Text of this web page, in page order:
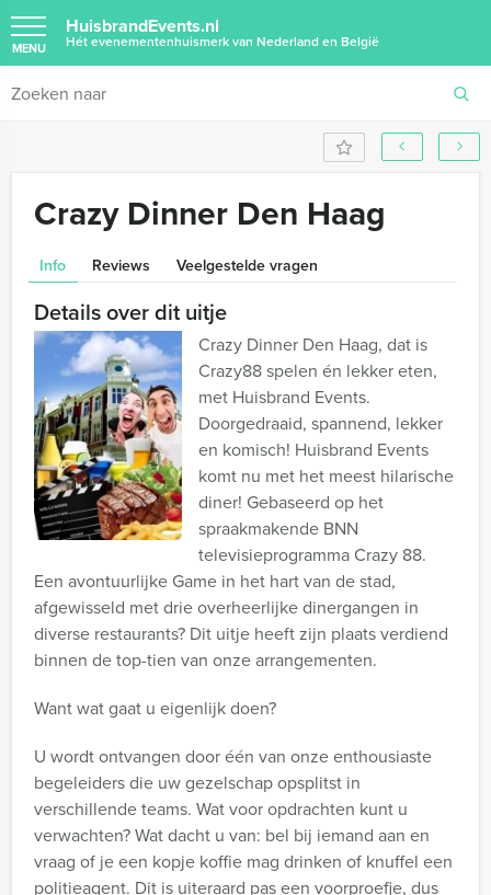
HuisbrandEvents.nl
Hét evenementenhuismerk van Nederland en België
MENU
Crazy Dinner Den Haag
Info Reviews Veelgestelde vragen
Details over dit uitje
Crazy Dinner Den Haag, dat is
Crazy88 spelen én lekker eten,
met Huisbrand Events.
Doorgedraaid, spannend, lekker
en komisch! Huisbrand Events
komt nu met het meest hilarische
diner! Gebaseerd op het
spraakmakende BNN
televisieprogramma Crazy 88.
Een avontuurlijke Game in het hart van de stad,
afgewisseld met drie overheerlijke dinergangen in
diverse restaurants? Dit uitje heeft zijn plaats verdiend
binnen de top-tien van onze arrangementen.
Want wat gaat u eigenlijk doen?
U wordt ontvangen door één van onze enthousiaste
begeleiders die uw gezelschap opsplitst in
verschillende teams. Wat voor opdrachten kunt u
verwachten? Wat dacht u van: bel bij iemand aan en
vraag of je een kopje koffie mag drinken of knuffel een
politieagent. Dit is uiteraard pas een voorproefje, dus